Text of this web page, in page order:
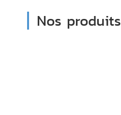
Nos produits